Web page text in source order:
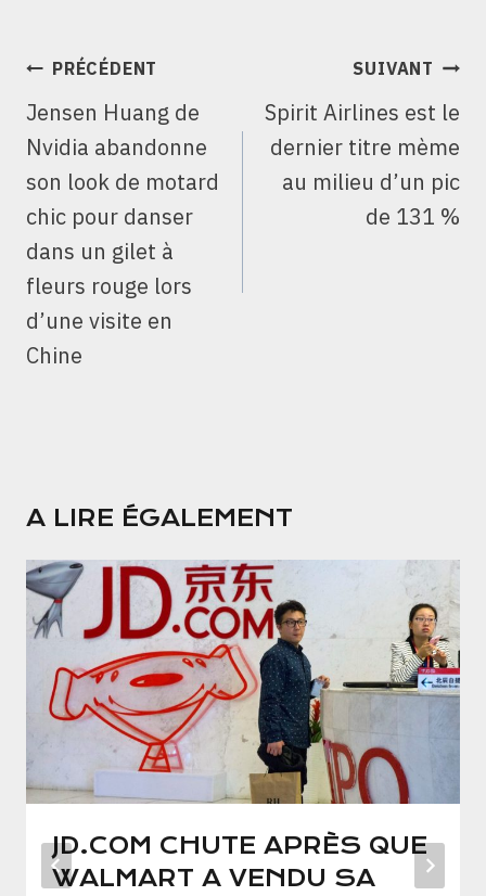
NAVIGATION
L’ARTICLE
PRÉCÉDENT
Jensen Huang de
Nvidia abandonne
son look de motard
chic pour danser
dans un gilet à
fleurs rouge lors
d’une visite en
Chine
SUIVANT
Spirit Airlines est le
dernier titre mème
au milieu d’un pic
de 131 %
A LIRE ÉGALEMENT
JD.COM CHUTE APRÈS QUE
WALMART A VENDU SA